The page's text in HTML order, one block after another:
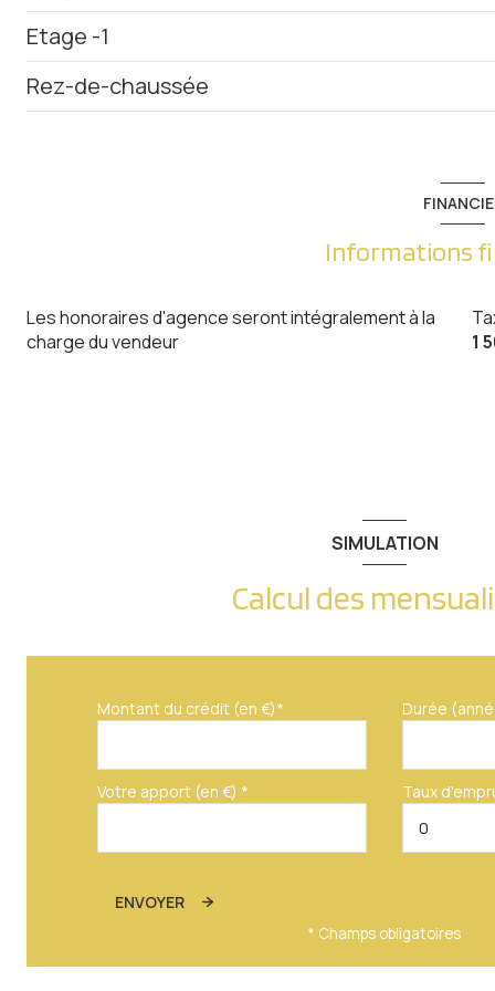
chambre
salle de bain
Etage -1
entrée
Rez-de-chaussée
Informations
Les honoraires d'agence seront intégralement à la
charge du vendeur
1
SIMULATION
Calcul des
Montant du crédit (en €)* Durée
Votre apport (en €) * Taux
ENVOYER
* Champs obligatoires